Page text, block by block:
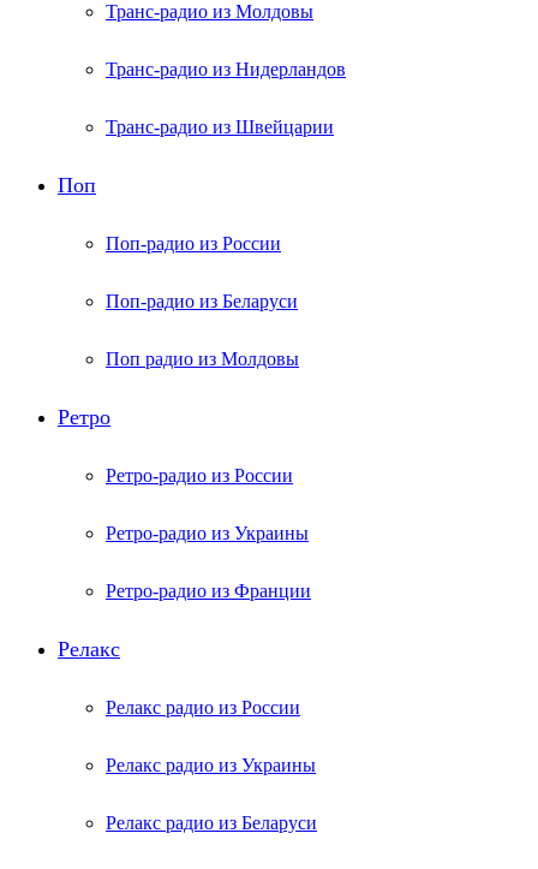
Транс-радио из Молдовы
Транс-радио из Нидерландов
Транс-радио из Швейцарии
Поп
Поп-радио из России
Поп-радио из Беларуси
Поп радио из Молдовы
Ретро
Ретро-радио из России
Ретро-радио из Украины
Ретро-радио из Франции
Релакс
Релакс радио из России
Релакс радио из Украины
Релакс радио из Беларуси